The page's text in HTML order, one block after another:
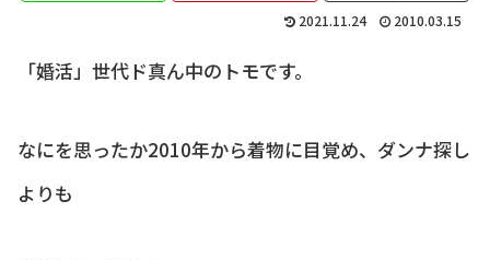
2021.11.24
2010.03.15
「婚活」世代ド真ん中のトモです。
なにを思ったか2010年から着物に目覚め、ダンナ探し
よりも